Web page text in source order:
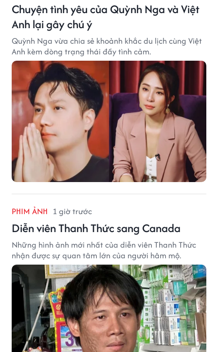
Chuyện tình yêu của Quỳnh Nga và Việt
Anh lại gây chú ý
Quỳnh Nga vừa chia sẻ khoảnh khắc du lịch cùng Việt
Anh kèm dòng trạng thái đầy tình cảm.
PHIM ẢNH 1 giờ trước
Diễn viên Thanh Thức sang Canada
Những hình ảnh mới nhất của diễn viên Thanh Thức
nhận được sự quan tâm lớn của người hâm mộ.